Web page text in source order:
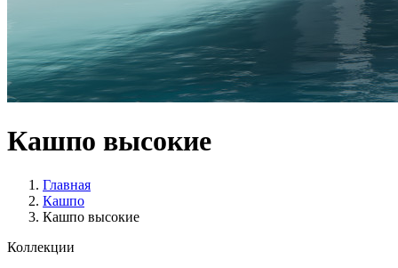
Кашпо высокие
Главная
Кашпо
Кашпо высокие
Коллекции